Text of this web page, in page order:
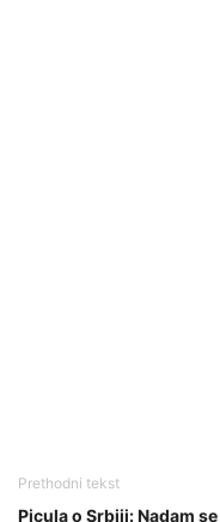
Prethodni tekst
Picula o Srbiji: Nadam se